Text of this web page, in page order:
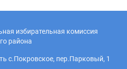
избирательная комиссия
района
с.Покровское, пер.Парковый, 1